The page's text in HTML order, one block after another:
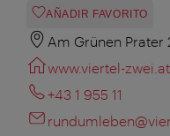
AÑADIR FAVORITO
Am Grünen Prater
www.viertel-zwei.at
+43 1 955 11